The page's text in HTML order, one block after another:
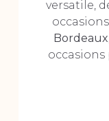
versatile,
Bordeaux
occasions